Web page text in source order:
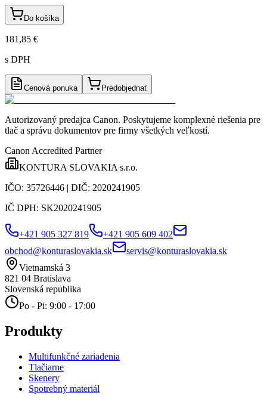
Do košíka
181,85 €
s DPH
Cenová ponuka Predobjednať
Autorizovaný predajca Canon. Poskytujeme komplexné riešenia pre
tlač a správu dokumentov pre firmy všetkých veľkostí.
Canon Accredited Partner
KONTURA SLOVAKIA s.r.o.
IČO: 35726446 | DIČ: 2020241905
IČ DPH: SK2020241905
+421 905 327 819
+421 905 609 402
obchod@konturaslovakia.sk
servis@konturaslovakia.sk
Vietnamská 3
821 04 Bratislava
Slovenská republika
Po - Pi: 9:00 - 17:00
Produkty
Multifunkčné zariadenia
Tlačiarne
Skenery
Spotrebný materiál